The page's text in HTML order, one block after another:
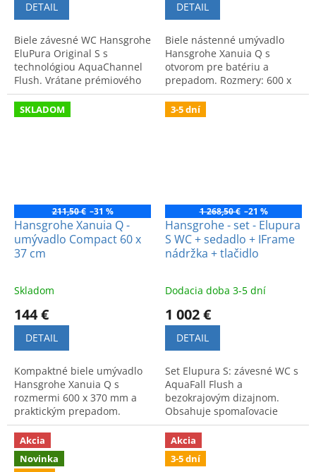
DETAIL
Biele závesné WC Hansgrohe
EluPura Original S s
technológiou AquaChannel
Flush. Vrátane prémiového
sedadla so spomaľovacím
mechanizmom.
DETAIL
Biele nástenné umývadlo
Hansgrohe Xanuia Q s
otvorom pre batériu a
prepadom. Rozmery: 600 x
480 mm.
SKLADOM
211,50 € –31 %
Hansgrohe Xanuia Q -
umývadlo Compact 60 x
37 cm
Skladom
144 €
DETAIL
Kompaktné biele umývadlo
Hansgrohe Xanuia Q s
rozmermi 600 x 370 mm a
praktickým prepadom.
Moderný dizajn vhodný pre
každodenné pohodlie v
kúpeľni.
3-5 dní
1 268,50 € –21 %
Hansgrohe - set - Elupura
S WC + sedadlo + IFrame
nádržka + tlačidlo
Dodacia doba 3-5 dní
1 002 €
DETAIL
Set Elupura S: závesné WC s
AquaFall Flush a
bezokrajovým dizajnom.
Obsahuje spomaľovacie
sedadlo, nádržku Iframe a
chrómové tlačidlo Element E.
Akcia
Novinka
Akcia
3-5 dní